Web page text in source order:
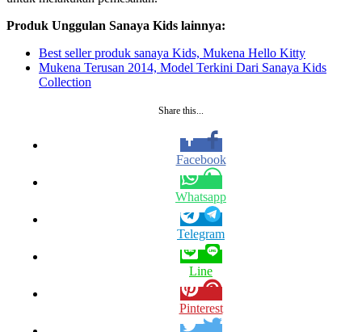
Produk Unggulan Sanaya Kids lainnya:
Best seller produk sanaya Kids, Mukena Hello Kitty
Mukena Terusan 2014, Model Terkini Dari Sanaya Kids
Collection
Share this...
Facebook
Whatsapp
Telegram
Line
Pinterest